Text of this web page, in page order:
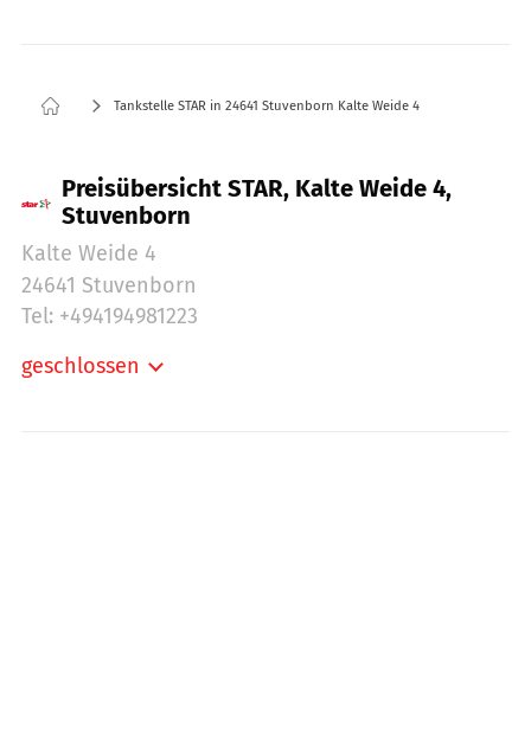
Tankstelle STAR in 24641 Stuvenborn Kalte Weide 4
Preisübersicht STAR, Kalte Weide 4,
Stuvenborn
Kalte Weide 4
24641 Stuvenborn
Tel: +494194981223
geschlossen